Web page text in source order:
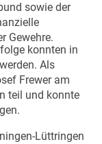
sowie der
Gewehre.
konnten in
Als
Frewer am
teil und konnte
Lüttringen